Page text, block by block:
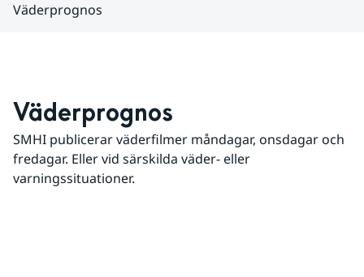
Väderprognos
Väderprognos
SMHI publicerar väderfilmer måndagar, onsdagar och
fredagar. Eller vid särskilda väder- eller
varningssituationer.